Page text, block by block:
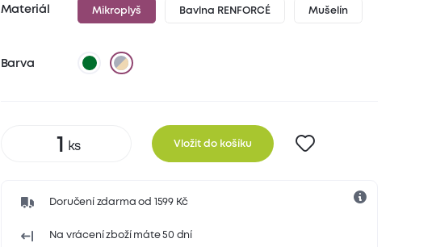
Materiál Mikroplyš Bavlna RENFORCÉ Mušelín
Barva
Vložit do košíku
Doručení zdarma od 1599 Kč
Na vrácení zboží máte 50 dní